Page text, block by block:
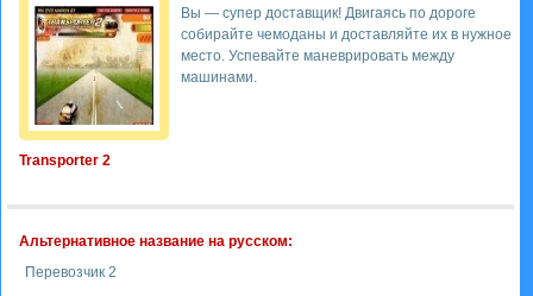
Transporter 2
Вы — супер доставщик! Двигаясь по дороге
собирайте чемоданы и доставляйте их в нужное
место. Успевайте маневрировать между
машинами.
Альтернативное название на русском:
Перевозчик 2